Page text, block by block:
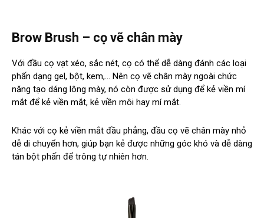
Brow Brush – cọ vẽ chân mày
Với đầu cọ vạt xéo, sắc nét, cọ có thể dễ dàng đánh các loại
phấn dạng gel, bột, kem,… Nên cọ vẽ chân mày ngoài chức
năng tạo dáng lông mày, nó còn được sử dụng để kẻ viền mí
mắt để kẻ viền mắt, kẻ viền môi hay mí mắt.
Khác với cọ kẻ viền mắt đầu phẳng, đầu cọ vẽ chân mày nhỏ
dễ di chuyển hơn, giúp bạn kẻ được những góc khó và dễ dàng
tán bột phấn để trông tự nhiên hơn.